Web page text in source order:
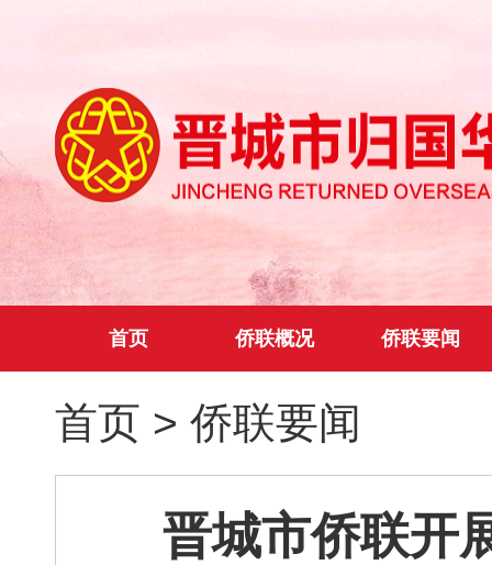
首页 侨联概况 侨联要闻
首页 > 侨联要闻
晋城市侨联开